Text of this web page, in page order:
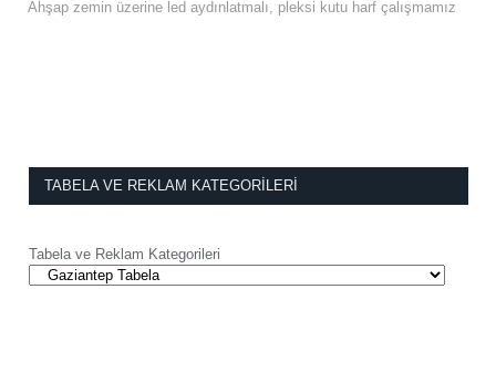
Ahşap zemin üzerine led aydınlatmalı, pleksi kutu harf çalışmamız
TABELA VE REKLAM KATEGORILERI
Tabela ve Reklam Kategorileri